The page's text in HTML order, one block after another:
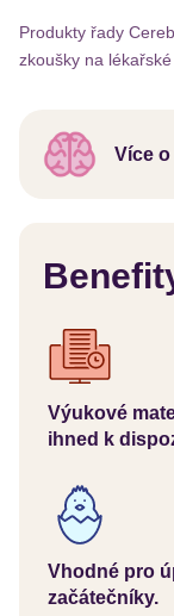
Výukové
ihned k
Vhodné pro
začátečníky.
Produkty řady
zkoušky na
Více